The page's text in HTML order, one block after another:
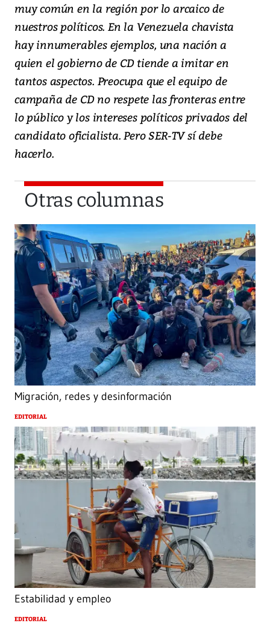
muy común en la región por lo arcaico de
nuestros políticos. En la Venezuela chavista
hay innumerables ejemplos, una nación a
quien el gobierno de CD tiende a imitar en
tantos aspectos. Preocupa que el equipo de
campaña de CD no respete las fronteras entre
lo público y los intereses políticos privados del
candidato oficialista. Pero SER-TV sí debe
hacerlo.
Otras columnas
Migración, redes y desinformación
EDITORIAL
Estabilidad y empleo
EDITORIAL